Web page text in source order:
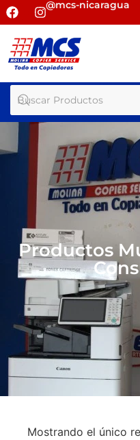
@mcs-nicaragua
Productos
Mostrando el único